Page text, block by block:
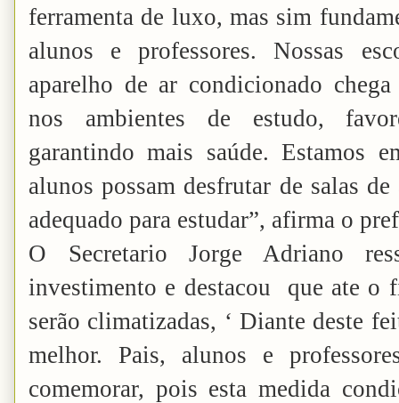
ferramenta de luxo, mas sim
alunos e professores. Nossas
aparelho de ar condicionado
nos ambientes de estudo,
garantindo mais saúde. Estamos
alunos possam desfrutar de salas
adequado para estudar”, afirma o
O Secretario Jorge Adriano
investimento e destacou que ate o
serão climatizadas, ‘ Diante deste
melhor. Pais, alunos e
comemorar, pois esta medida